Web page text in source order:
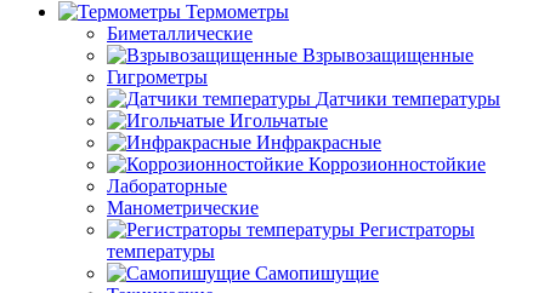
Термометры
Биметаллические
Взрывозащищенные
Гигрометры
Датчики температуры
Игольчатые
Инфракрасные
Коррозионностойкие
Лабораторные
Манометрические
Регистраторы
температуры
Самопишущие